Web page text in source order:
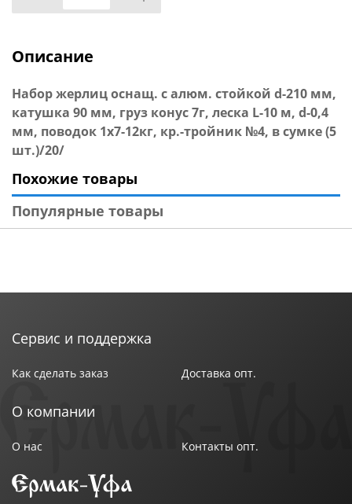
Описание
Набор жерлиц оснащ. с алюм. стойкой d-210 мм,
катушка 90 мм, груз конус 7г, леска L-10 м, d-0,4
мм, поводок 1х7-12кг, кр.-тройник №4, в сумке (5
шт.)/20/
Похожие товары
Популярные товары
Сервис и поддержка
Как сделать заказ Доставка опт.
О компании
О нас Контакты опт.